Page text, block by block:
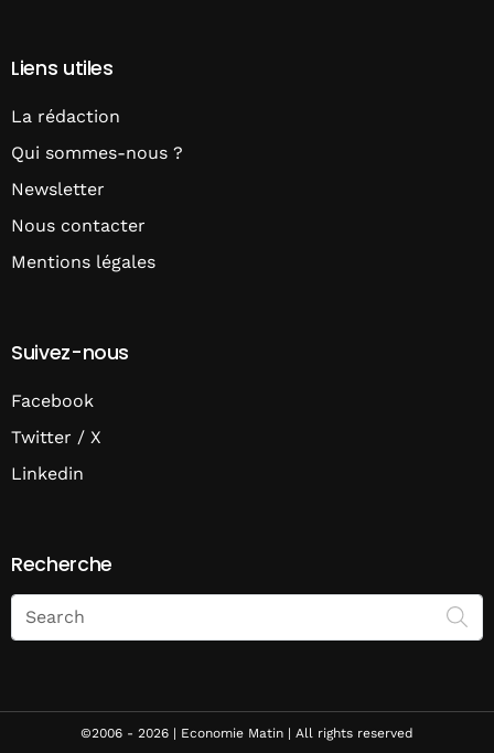
Liens utiles
La rédaction
Qui sommes-nous ?
Newsletter
Nous contacter
Mentions légales
Suivez-nous
Facebook
Twitter / X
Linkedin
Recherche
Search
on
Economie
©2006 - 2026 | Economie Matin | All rights reserved